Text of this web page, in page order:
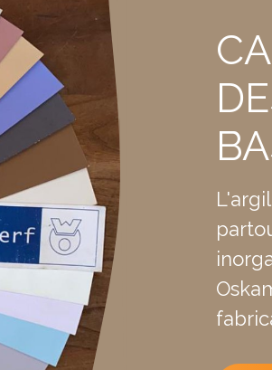
ou pulvérisateur (air Coat sans
cellulose, dioxyde de titane
sec et à l'abri du gel. Peut être